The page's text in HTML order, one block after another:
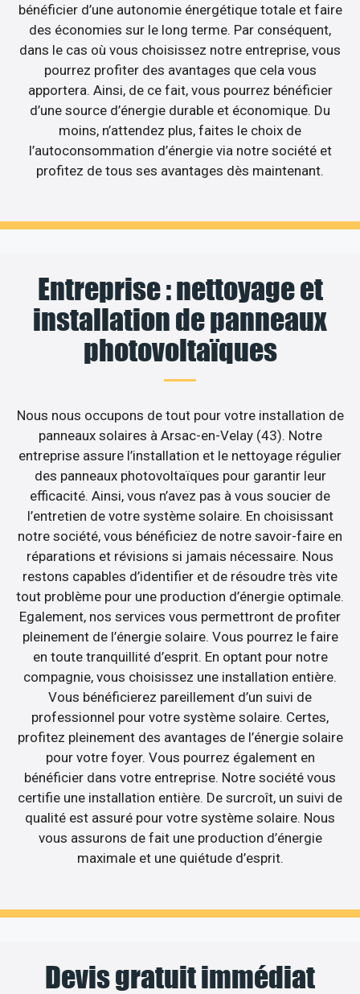
bénéficier d’une autonomie énergétique totale et faire
des économies sur le long terme. Par conséquent,
dans le cas où vous choisissez notre entreprise, vous
pourrez profiter des avantages que cela vous
apportera. Ainsi, de ce fait, vous pourrez bénéficier
d’une source d’énergie durable et économique. Du
moins, n’attendez plus, faites le choix de
l’autoconsommation d’énergie via notre société et
profitez de tous ses avantages dès maintenant.
Entreprise : nettoyage et
installation de panneaux
photovoltaïques
Nous nous occupons de tout pour votre installation de
panneaux solaires à Arsac-en-Velay (43). Notre
entreprise assure l’installation et le nettoyage régulier
des panneaux photovoltaïques pour garantir leur
efficacité. Ainsi, vous n’avez pas à vous soucier de
l’entretien de votre système solaire. En choisissant
notre société, vous bénéficiez de notre savoir-faire en
réparations et révisions si jamais nécessaire. Nous
restons capables d’identifier et de résoudre très vite
tout problème pour une production d’énergie optimale.
Egalement, nos services vous permettront de profiter
pleinement de l’énergie solaire. Vous pourrez le faire
en toute tranquillité d’esprit. En optant pour notre
compagnie, vous choisissez une installation entière.
Vous bénéficierez pareillement d’un suivi de
professionnel pour votre système solaire. Certes,
profitez pleinement des avantages de l’énergie solaire
pour votre foyer. Vous pourrez également en
bénéficier dans votre entreprise. Notre société vous
certifie une installation entière. De surcroît, un suivi de
qualité est assuré pour votre système solaire. Nous
vous assurons de fait une production d’énergie
maximale et une quiétude d’esprit.
Devis gratuit immédiat